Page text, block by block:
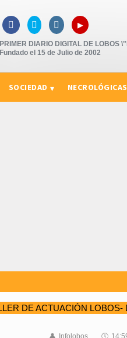
   ▸
PRIMER DIARIO DIGITAL DE
Fundado el 15 de Julio de 2002
SOCIEDAD NECROLÓGICAS
👤 Infolobos 🕔